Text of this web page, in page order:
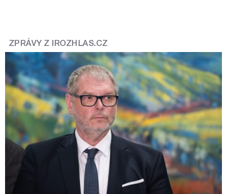
ZPRÁVY Z IROZHLAS.CZ